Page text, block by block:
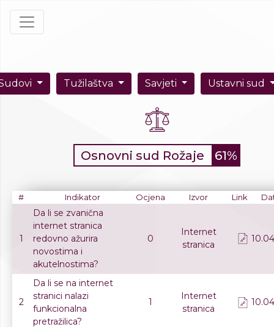
Tužilaštva Savjeti Ustavni sud
Osnovni sud Rožaje 61%
# Indikator Ocjena Izvor Link
1
Da li se zvanična
internet stranica
redovno ažurira
novostima i
akutelnostima?
0
Internet
stranica
2
Da li se na internet
stranici nalazi
funkcionalna
pretražilica?
1
Internet
stranica